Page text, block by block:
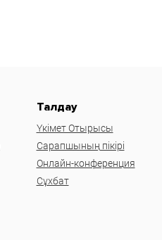
Талдау
Үкімет Отырысы
Сарапшының пікірі
Онлайн-конференция
Сұхбат